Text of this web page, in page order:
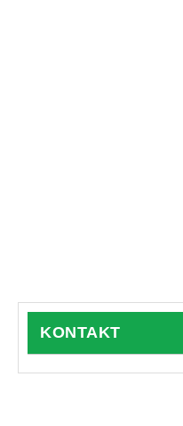
KONTAKT